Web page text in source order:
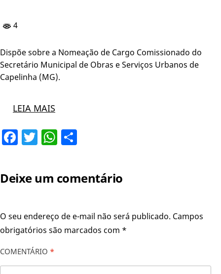
4
Dispõe sobre a Nomeação de Cargo Comissionado do
Secretário Municipal de Obras e Serviços Urbanos de
Capelinha (MG).
LEIA MAIS
Facebook
TwitterWhatsApp
Deixe um comentário
O seu endereço de e-mail não será publicado. Campos
obrigatórios são marcados com *
COMENTÁRIO *